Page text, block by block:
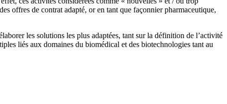
offres de contrat adapté, or en tant que façonnier pharmaceutique,
les solutions les plus adaptées, tant sur la définition de l’activité
liés aux domaines du biomédical et des biotechnologies tant au